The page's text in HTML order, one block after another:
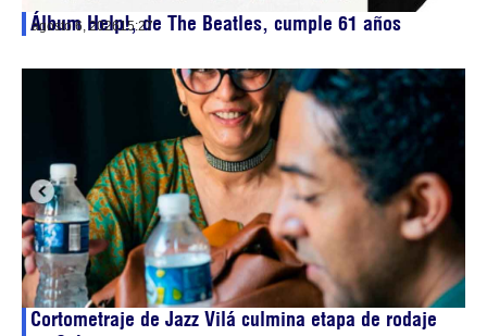
Álbum Help!, de The Beatles, cumple 61 años
agosto 6, 202615:27
Cortometraje de Jazz Vilá culmina etapa de rodaje